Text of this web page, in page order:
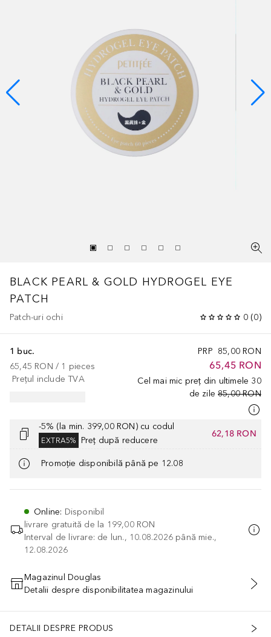
BLACK PEARL & GOLD HYDROGEL EYE
PATCH
Patch-uri ochi 0 (0)
PRP 85,00 RON
65,45 RON
Cel mai mic preț din ultimele 30
de zile 85,00 RON
1 buc.
65,45 RON / 1 pieces
Prețul include TVA
-5% (la min. 399,00 RON) cu codul
EXTRA5% Preț după reducere
62,18 RON
Promoție disponibilă până pe 12.08
Online: Disponibil
livrare gratuită de la 199,00 RON
Interval de livrare: de lun., 10.08.2026 până mie.,
12.08.2026
ADĂUGAȚI ÎN COŞ
Magazinul Douglas
Detalii despre disponibilitatea magazinului
DETALII DESPRE PRODUS